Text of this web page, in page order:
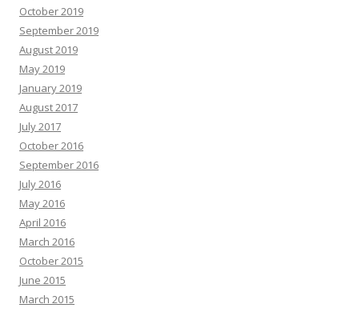
October 2019
September 2019
August 2019
May 2019
January 2019
August 2017
July 2017
October 2016
September 2016
July 2016
May 2016
April 2016
March 2016
October 2015
June 2015
March 2015